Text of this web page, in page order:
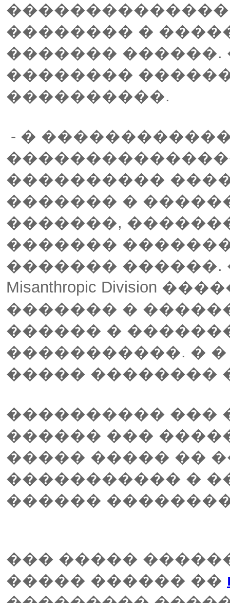
�������� �
������� ������.
��������
����������.
- �
����������
������� �
�������, �������
�������
�������
Misanthropic Division
������� �
������ �
�����������. �
����� ��������
���������� ���
������ ���
����� ����� ��
����������� �
������
��� �����
����� ������ ��